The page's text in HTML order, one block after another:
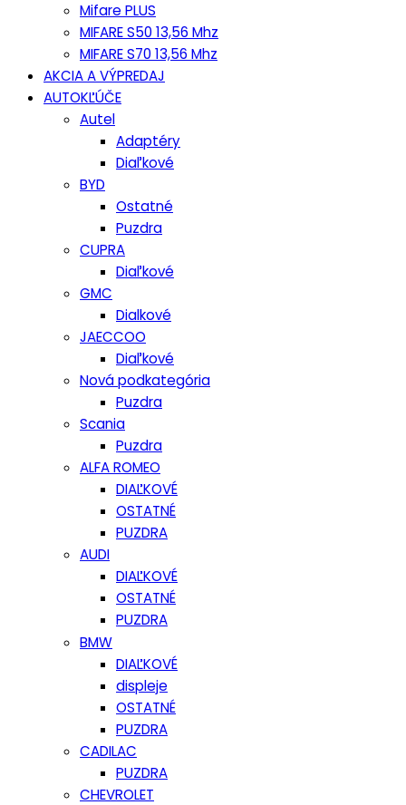
Mifare PLUS
MIFARE S50 13,56 Mhz
MIFARE S70 13,56 Mhz
AKCIA A VÝPREDAJ
AUTOKĽÚČE
Autel
Adaptéry
Diaľkové
BYD
Ostatné
Puzdra
CUPRA
Diaľkové
GMC
Dialkové
JAECCOO
Diaľkové
Nová podkategória
Puzdra
Scania
Puzdra
ALFA ROMEO
DIAĽKOVÉ
OSTATNÉ
PUZDRA
AUDI
DIAĽKOVÉ
OSTATNÉ
PUZDRA
BMW
DIAĽKOVÉ
displeje
OSTATNÉ
PUZDRA
CADILAC
PUZDRA
CHEVROLET